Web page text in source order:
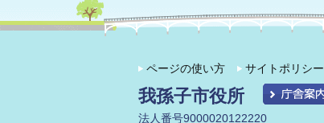
ページの使い方 サイトポリシー
我孫子市役所
法人番号9000020122220